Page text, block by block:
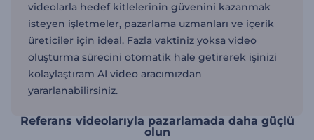
videolarla hedef kitlelerinin güvenini kazanmak
isteyen işletmeler, pazarlama uzmanları ve içerik
üreticiler için ideal. Fazla vaktiniz yoksa video
oluşturma sürecini otomatik hale getirerek işinizi
kolaylaştıram AI video aracımızdan
yararlanabilirsiniz.
Referans videolarıyla pazarlamada daha güçlü
olun